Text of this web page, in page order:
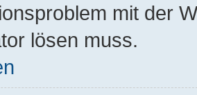
mit der
lösen muss.